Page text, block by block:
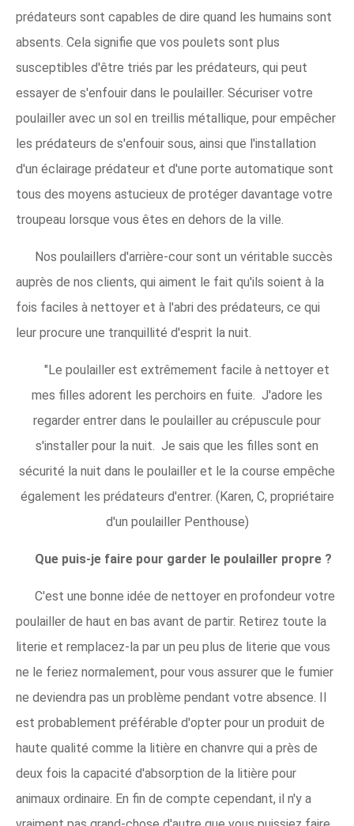
prédateurs sont capables de dire quand les humains sont
absents. Cela signifie que vos poulets sont plus
susceptibles d'être triés par les prédateurs, qui peut
essayer de s'enfouir dans le poulailler. Sécuriser votre
poulailler avec un sol en treillis métallique, pour empêcher
les prédateurs de s'enfouir sous, ainsi que l'installation
d'un éclairage prédateur et d'une porte automatique sont
tous des moyens astucieux de protéger davantage votre
troupeau lorsque vous êtes en dehors de la ville.
Nos poulaillers d'arrière-cour sont un véritable succès
auprès de nos clients, qui aiment le fait qu'ils soient à la
fois faciles à nettoyer et à l'abri des prédateurs, ce qui
leur procure une tranquillité d'esprit la nuit.
"Le poulailler est extrêmement facile à nettoyer et
mes filles adorent les perchoirs en fuite. J'adore les
regarder entrer dans le poulailler au crépuscule pour
s'installer pour la nuit. Je sais que les filles sont en
sécurité la nuit dans le poulailler et le la course empêche
également les prédateurs d'entrer. (Karen, C, propriétaire
d'un poulailler Penthouse)
Que puis-je faire pour garder le poulailler propre ?
C'est une bonne idée de nettoyer en profondeur votre
poulailler de haut en bas avant de partir. Retirez toute la
literie et remplacez-la par un peu plus de literie que vous
ne le feriez normalement, pour vous assurer que le fumier
ne deviendra pas un problème pendant votre absence. Il
est probablement préférable d'opter pour un produit de
haute qualité comme la litière en chanvre qui a près de
deux fois la capacité d'absorption de la litière pour
animaux ordinaire. En fin de compte cependant, il n'y a